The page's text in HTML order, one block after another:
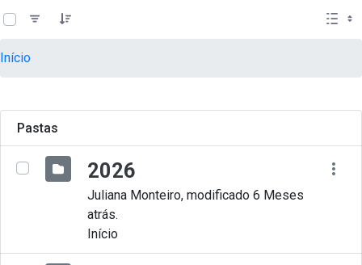
Pular para o Conteúdo principal
teste descricao
Início
Pastas
2026
Juliana Monteiro, modificado 6 Meses
atrás.
Início